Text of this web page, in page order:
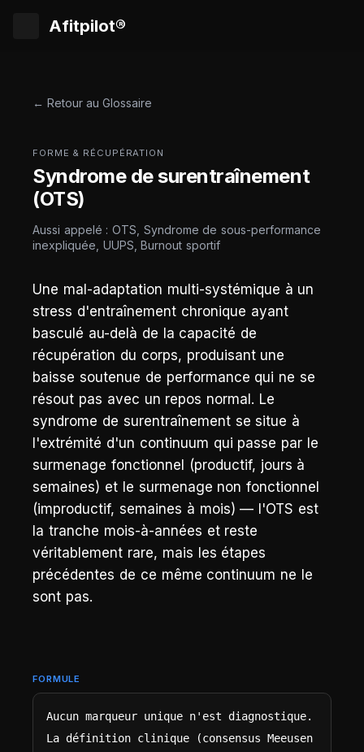
Afitpilot®
← Retour au Glossaire
FORME & RÉCUPÉRATION
Syndrome de surentraînement
(OTS)
Aussi appelé : OTS, Syndrome de sous-performance
inexpliquée, UUPS, Burnout sportif
Une mal-adaptation multi-systémique à un
stress d'entraînement chronique ayant
basculé au-delà de la capacité de
récupération du corps, produisant une
baisse soutenue de performance qui ne se
résout pas avec un repos normal. Le
syndrome de surentraînement se situe à
l'extrémité d'un continuum qui passe par le
surmenage fonctionnel (productif, jours à
semaines) et le surmenage non fonctionnel
(improductif, semaines à mois) — l'OTS est
la tranche mois-à-années et reste
véritablement rare, mais les étapes
précédentes de ce même continuum ne le
sont pas.
FORMULE
Aucun marqueur unique n'est diagnostique.
La définition clinique (consensus Meeusen